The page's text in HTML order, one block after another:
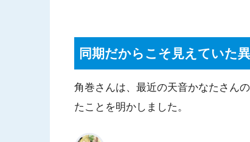
同期だからこそ見えていた
角巻さんは、最近の天音かなたさん
たことを明かしました。